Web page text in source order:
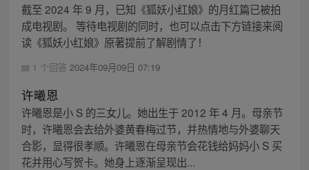
截至 2024 年 9 月，已知《狐妖小红娘》的月红篇已被拍
成电视剧。 等待电视剧的同时，也可以点击下方链接来阅
读《狐妖小红娘》原著提前了解剧情了！
1 个回答 2024年09月09日 07:19
许曦恩
许曦恩是小 S 的三女儿。她出生于 2012 年 4 月。母亲节
时，许曦恩会去给外婆黄春梅过节，并热情地与外婆聊天
合影，显得很孝顺。许曦恩在母亲节会花钱给妈妈小 S 买
花并用心写贺卡。她身上逐渐呈现出...